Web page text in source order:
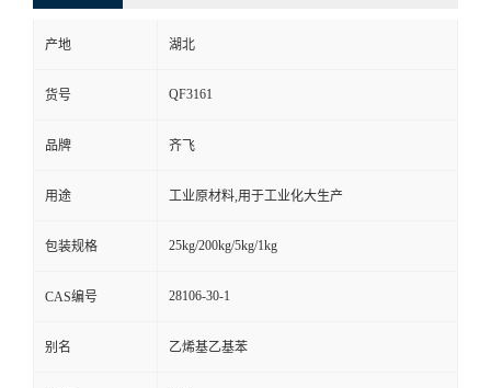
产地 湖北
货号 QF3161
品牌 齐飞
用途 工业原材料,用于工业化大生产
包装规格 25kg/200kg/5kg/1kg
CAS编号 28106-30-1
别名 乙烯基乙基苯